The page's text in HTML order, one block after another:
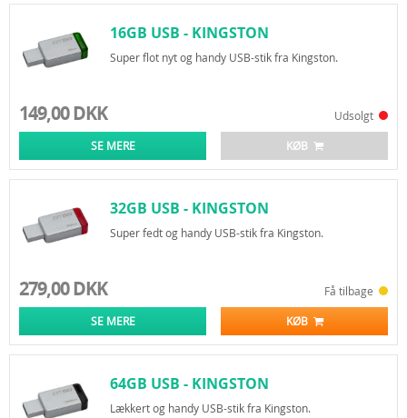
16GB USB - KINGSTON
DATATRAVELER 50
Super flot nyt og handy USB-stik fra Kingston.
149,00 DKK Udsolgt
SE MERE KØB
32GB USB - KINGSTON
DATATRAVELER 50
Super fedt og handy USB-stik fra Kingston.
279,00 DKK Få tilbage
SE MERE KØB
64GB USB - KINGSTON
DATATRAVELER 50
Lækkert og handy USB-stik fra Kingston.